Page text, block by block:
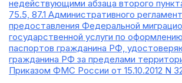
недействующими абзаца второго
75.5, 87.1 Административного
предоставления Федеральной
государственной услуги по
паспортов гражданина РФ,
гражданина РФ за пределами
Приказом ФМС России от 15.10.2012 N